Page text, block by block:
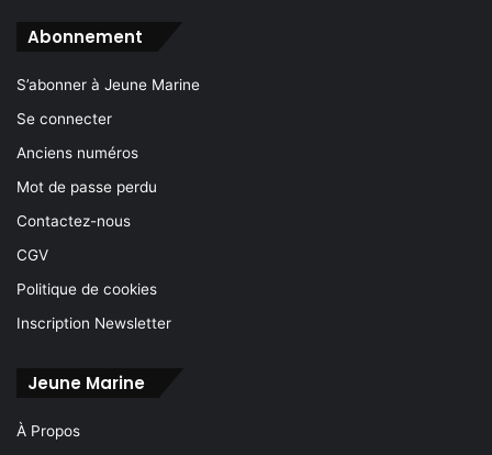
Abonnement
S’abonner à Jeune Marine
Se connecter
Anciens numéros
Mot de passe perdu
Contactez-nous
CGV
Politique de cookies
Inscription Newsletter
Jeune Marine
À Propos